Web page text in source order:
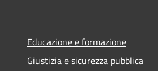
Educazione e formazione
Giustizia e sicurezza pubblica